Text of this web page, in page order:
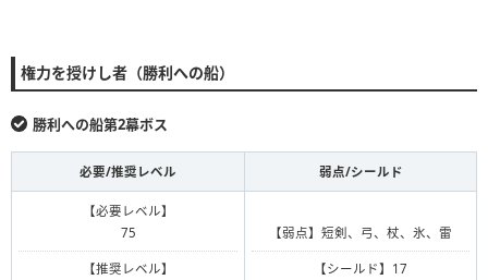
権力を授けし者（勝利への船）
勝利への船第2幕ボス
必要/推奨レベル 弱点/シールド
【必要レベル】
75
【推奨レベル】
【弱点】短剣、弓、杖、氷、雷
【シールド】17